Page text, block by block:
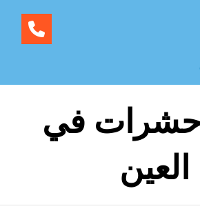
في
العين